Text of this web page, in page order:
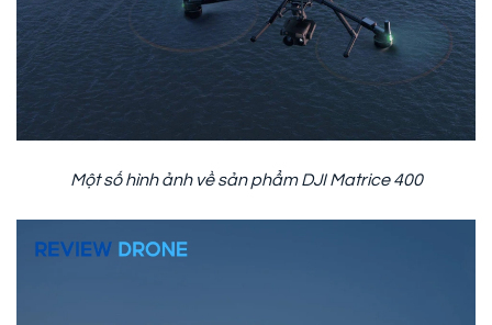
Một số hình ảnh về sản phẩm DJI Matrice 400